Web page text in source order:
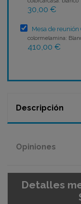
30,00 €
Mesa de reunión
colormelamina:
410,00 €
Descripción
Opiniones
Detalles